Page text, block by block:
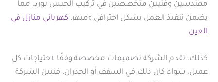
مهندسين وفنيين متخصصين في تركيب الجبس بورد، مما
يضمن تنفيذ العمل بشكل احترافي ومبهر. كهربائي منازل في
العين
كذلك، تقدم الشركة تصميمات مخصصة وفقًا لاحتياجات كل
عميل، سواء كان ذلك في السقف أو الجدران. فنيين الشركة